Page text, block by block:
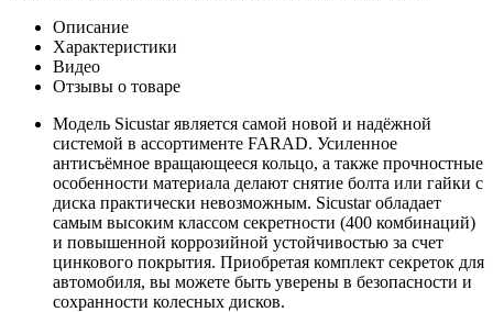
Описание
Характеристики
Видео
Отзывы о товаре
Модель Sicustar является самой новой и надёжной
системой в ассортименте FARAD. Усиленное
антисъёмное вращающееся кольцо, а также прочностные
особенности материала делают снятие болта или гайки с
диска практически невозможным. Sicustar обладает
самым высоким классом секретности (400 комбинаций)
и повышенной коррозийной устойчивостью за счет
цинкового покрытия. Приобретая комплект секреток для
автомобиля, вы можете быть уверены в безопасности и
сохранности колесных дисков.